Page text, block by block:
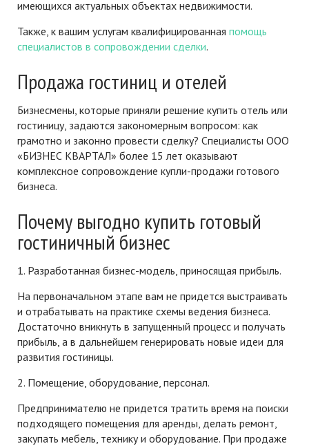
имеющихся актуальных объектах недвижимости.
Также, к вашим услугам квалифицированная помощь
специалистов в сопровождении сделки.
Продажа гостиниц и отелей
Бизнесмены, которые приняли решение купить отель или
гостиницу, задаются закономерным вопросом: как
грамотно и законно провести сделку? Специалисты ООО
«БИЗНЕС КВАРТАЛ» более 15 лет оказывают
комплексное сопровождение купли-продажи готового
бизнеса.
Почему выгодно купить готовый
гостиничный бизнес
1. Разработанная бизнес-модель, приносящая прибыль.
На первоначальном этапе вам не придется выстраивать
и отрабатывать на практике схемы ведения бизнеса.
Достаточно вникнуть в запущенный процесс и получать
прибыль, а в дальнейшем генерировать новые идеи для
развития гостиницы.
2. Помещение, оборудование, персонал.
Предпринимателю не придется тратить время на поиски
подходящего помещения для аренды, делать ремонт,
закупать мебель, технику и оборудование. При продаже